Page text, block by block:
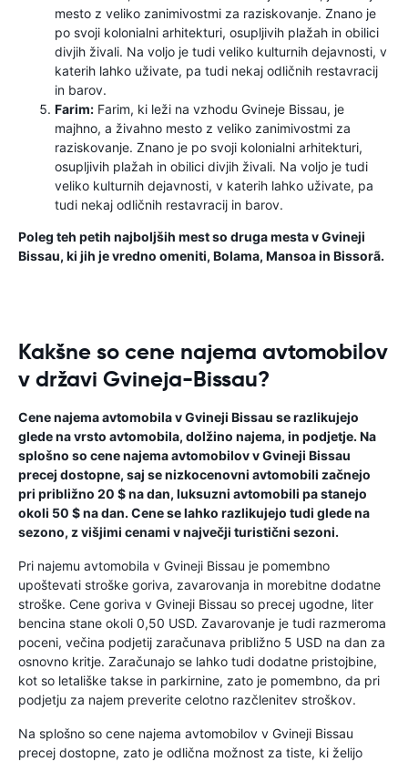
mesto z veliko zanimivostmi za raziskovanje. Znano je
po svoji kolonialni arhitekturi, osupljivih plažah in obilici
divjih živali. Na voljo je tudi veliko kulturnih dejavnosti, v
katerih lahko uživate, pa tudi nekaj odličnih restavracij
in barov.
Farim: Farim, ki leži na vzhodu Gvineje Bissau, je
majhno, a živahno mesto z veliko zanimivostmi za
raziskovanje. Znano je po svoji kolonialni arhitekturi,
osupljivih plažah in obilici divjih živali. Na voljo je tudi
veliko kulturnih dejavnosti, v katerih lahko uživate, pa
tudi nekaj odličnih restavracij in barov.
Poleg teh petih najboljših mest so druga mesta v Gvineji
Bissau, ki jih je vredno omeniti, Bolama, Mansoa in Bissorã.
Kakšne so cene najema avtomobilov
v državi Gvineja-Bissau?
Cene najema avtomobila v Gvineji Bissau se razlikujejo
glede na vrsto avtomobila, dolžino najema, in podjetje. Na
splošno so cene najema avtomobilov v Gvineji Bissau
precej dostopne, saj se nizkocenovni avtomobili začnejo
pri približno 20 $ na dan, luksuzni avtomobili pa stanejo
okoli 50 $ na dan. Cene se lahko razlikujejo tudi glede na
sezono, z višjimi cenami v največji turistični sezoni.
Pri najemu avtomobila v Gvineji Bissau je pomembno
upoštevati stroške goriva, zavarovanja in morebitne dodatne
stroške. Cene goriva v Gvineji Bissau so precej ugodne, liter
bencina stane okoli 0,50 USD. Zavarovanje je tudi razmeroma
poceni, večina podjetij zaračunava približno 5 USD na dan za
osnovno kritje. Zaračunajo se lahko tudi dodatne pristojbine,
kot so letališke takse in parkirnine, zato je pomembno, da pri
podjetju za najem preverite celotno razčlenitev stroškov.
Na splošno so cene najema avtomobilov v Gvineji Bissau
precej dostopne, zato je odlična možnost za tiste, ki želijo